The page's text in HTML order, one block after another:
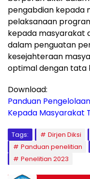
pengabdian kepada
pelaksanaan
kepada masyarakat
dalam penguatan
kesejahteraan
optimal dengan tata
Download:
Panduan
Kepada Masyarakat
Tags: Dirjen Diksi
Panduan penelitian
Penelitian 2023